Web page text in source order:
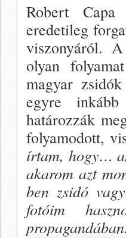
Robert Capa
eredetileg
viszonyáról.
olyan
magyar
egyre
határozzák
folyamodott,
írtam, hogy…
akarom azt
ben zsidó
fotóim